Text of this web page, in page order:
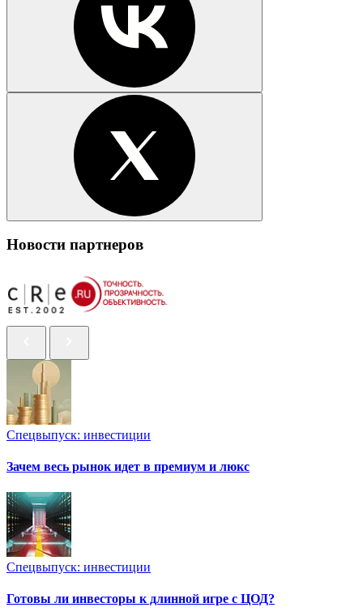
Новости партнеров
Спецвыпуск: инвестиции
Зачем весь рынок идет в премиум и люкс
Спецвыпуск: инвестиции
Готовы ли инвесторы к длинной игре с ЦОД?